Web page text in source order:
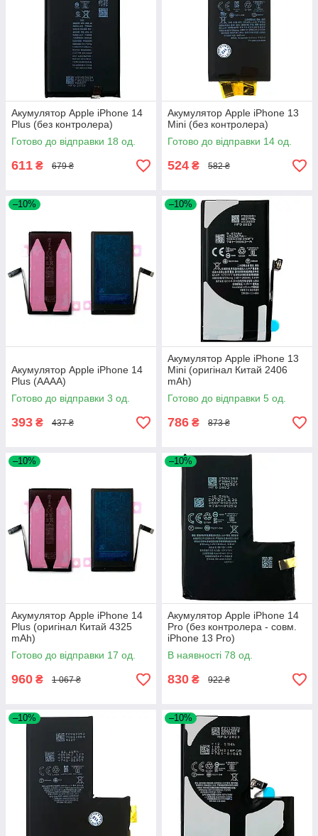
Акумулятор Apple iPhone 14
Plus (без контролера)
Готово до відправки 18 од.
611 ₴ 679 ₴
Акумулятор Apple iPhone 13
Mini (без контролера)
Готово до відправки 14 од.
524 ₴ 582 ₴
–10%
Акумулятор Apple iPhone 14
Plus (AAAA)
Готово до відправки 3 од.
393 ₴ 437 ₴
–10%
Акумулятор Apple iPhone 13
Mini (оригінал Китай 2406
mAh)
Готово до відправки 5 од.
786 ₴ 873 ₴
–10%
Акумулятор Apple iPhone 14
Plus (оригінал Китай 4325
mAh)
Готово до відправки 17 од.
960 ₴ 1 067 ₴
–10%
Акумулятор Apple iPhone 14
Pro (без контролера - совм.
iPhone 13 Pro)
В наявності 78 од.
830 ₴ 922 ₴
–10% –10%